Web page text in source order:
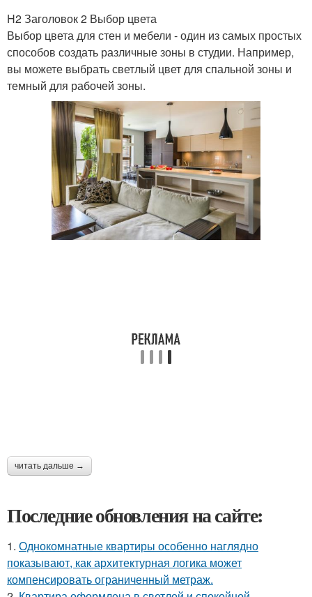
H2 Заголовок 2 Выбор цвета
Выбор цвета для стен и мебели - один из самых простых
способов создать различные зоны в студии. Например,
вы можете выбрать светлый цвет для спальной зоны и
темный для рабочей зоны.
читать дальше →
Последние обновления на сайте:
1. Однокомнатные квартиры особенно наглядно
показывают, как архитектурная логика может
компенсировать ограниченный метраж.